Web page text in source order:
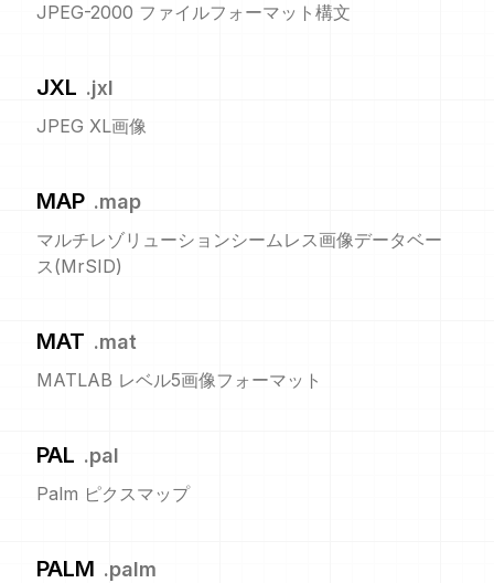
JPEG-2000 ファイルフォーマット構文
JXL .jxl
JPEG XL画像
MAP .map
マルチレゾリューションシームレス画像データベー
ス(MrSID)
MAT .mat
MATLAB レベル5画像フォーマット
PAL .pal
Palm ピクスマップ
PALM .palm